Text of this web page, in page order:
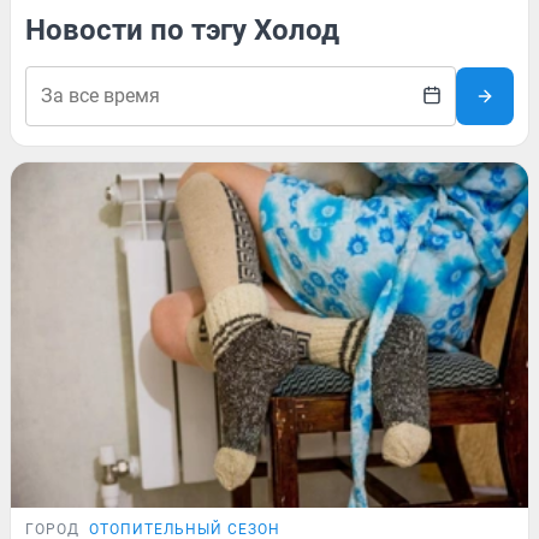
Новости по тэгу Холод
ГОРОД ОТОПИТЕЛЬНЫЙ СЕЗОН